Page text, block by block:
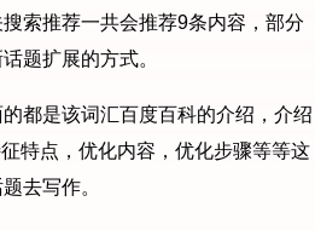
索推荐一共会推荐9条内容，部分
题扩展的方式。
都是该词汇百度百科的介绍，介绍
特点，优化内容，优化步骤等等这
去写作。